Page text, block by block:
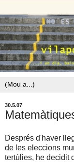
30.5.07
Després d'haver
de les eleccions
tertúlies, he decidit